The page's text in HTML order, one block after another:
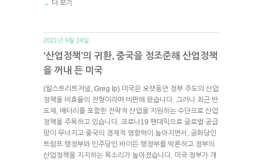
→ 더 보기
2021년 9월 24일.
‘산업정책’의 귀환, 중국을 정조준해 산업정책
을 꺼내 든 미국
(월스트리트저널, Greg Ip) 미국은 오랫동안 정부 주도의 산업
정책을 비효율의 전형이라며 비판해 왔습니다. 그러나 최근 반
도체, 배터리를 포함한 전략적 산업을 지원하는 수단으로 산업
정책을 주목하고 있습니다. 코로나19 팬데믹으로 글로벌 공급
망이 무너지고 중국의 경제적 영향력이 높아지면서, 공화당인
트럼프 행정부와 민주당인 바이든 행정부를 막론하고 정부의
산업정책을 지지하는 목소리가 높아졌습니다. 미국 정부가 개